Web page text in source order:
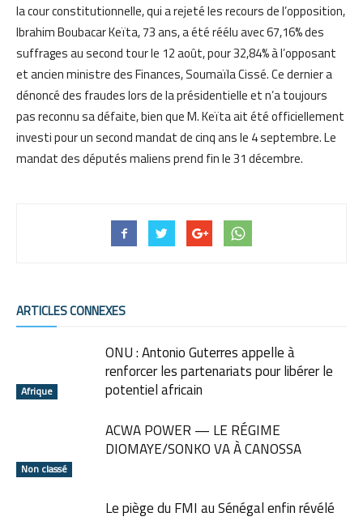
la cour constitutionnelle, qui a rejeté les recours de l’opposition,
Ibrahim Boubacar Keïta, 73 ans, a été réélu avec 67,16% des
suffrages au second tour le 12 août, pour 32,84% à l’opposant
et ancien ministre des Finances, Soumaïla Cissé. Ce dernier a
dénoncé des fraudes lors de la présidentielle et n’a toujours
pas reconnu sa défaite, bien que M. Keïta ait été officiellement
investi pour un second mandat de cinq ans le 4 septembre. Le
mandat des députés maliens prend fin le 31 décembre.
ARTICLES CONNEXES
Afrique
ONU : Antonio Guterres appelle à
renforcer les partenariats pour libérer le
potentiel africain
Non classé
ACWA POWER — LE RÉGIME
DIOMAYE/SONKO VA À CANOSSA
Le piège du FMI au Sénégal enfin révélé